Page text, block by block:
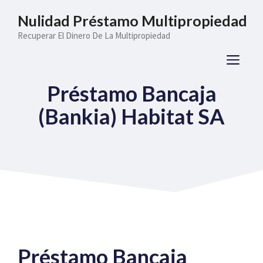
contenido
Nulidad Préstamo Multipropiedad
Recuperar El Dinero De La Multipropiedad
Préstamo Bancaja
(Bankia) Habitat SA
Préstamo Bancaja